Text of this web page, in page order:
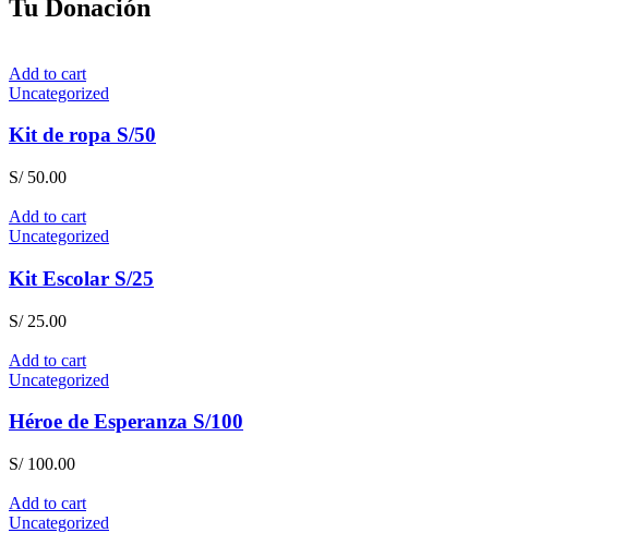
Tu Donación
Add to cart
Uncategorized
Kit de ropa S/50
S/50.00
Add to cart
Uncategorized
Kit Escolar S/25
S/25.00
Add to cart
Uncategorized
Héroe de Esperanza S/100
S/100.00
Add to cart
Uncategorized